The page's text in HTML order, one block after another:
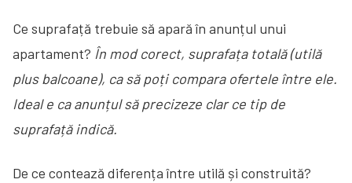
Ce suprafață trebuie să apară în anunțul unui
apartament? În mod corect, suprafața totală (utilă
plus balcoane), ca să poți compara ofertele între ele.
Ideal e ca anunțul să precizeze clar ce tip de
suprafață indică.
De ce contează diferența între utilă și construită?